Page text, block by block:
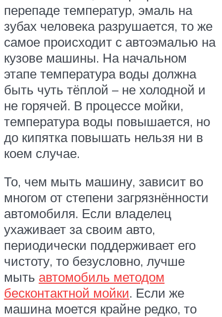
перепаде температур, эмаль на
зубах человека разрушается, то же
самое происходит с автоэмалью на
кузове машины. На начальном
этапе температура воды должна
быть чуть тёплой – не холодной и
не горячей. В процессе мойки,
температура воды повышается, но
до кипятка повышать нельзя ни в
коем случае.
То, чем мыть машину, зависит во
многом от степени загрязнённости
автомобиля. Если владелец
ухаживает за своим авто,
периодически поддерживает его
чистоту, то безусловно, лучше
мыть автомобиль методом
бесконтактной мойки. Если же
машина моется крайне редко, то